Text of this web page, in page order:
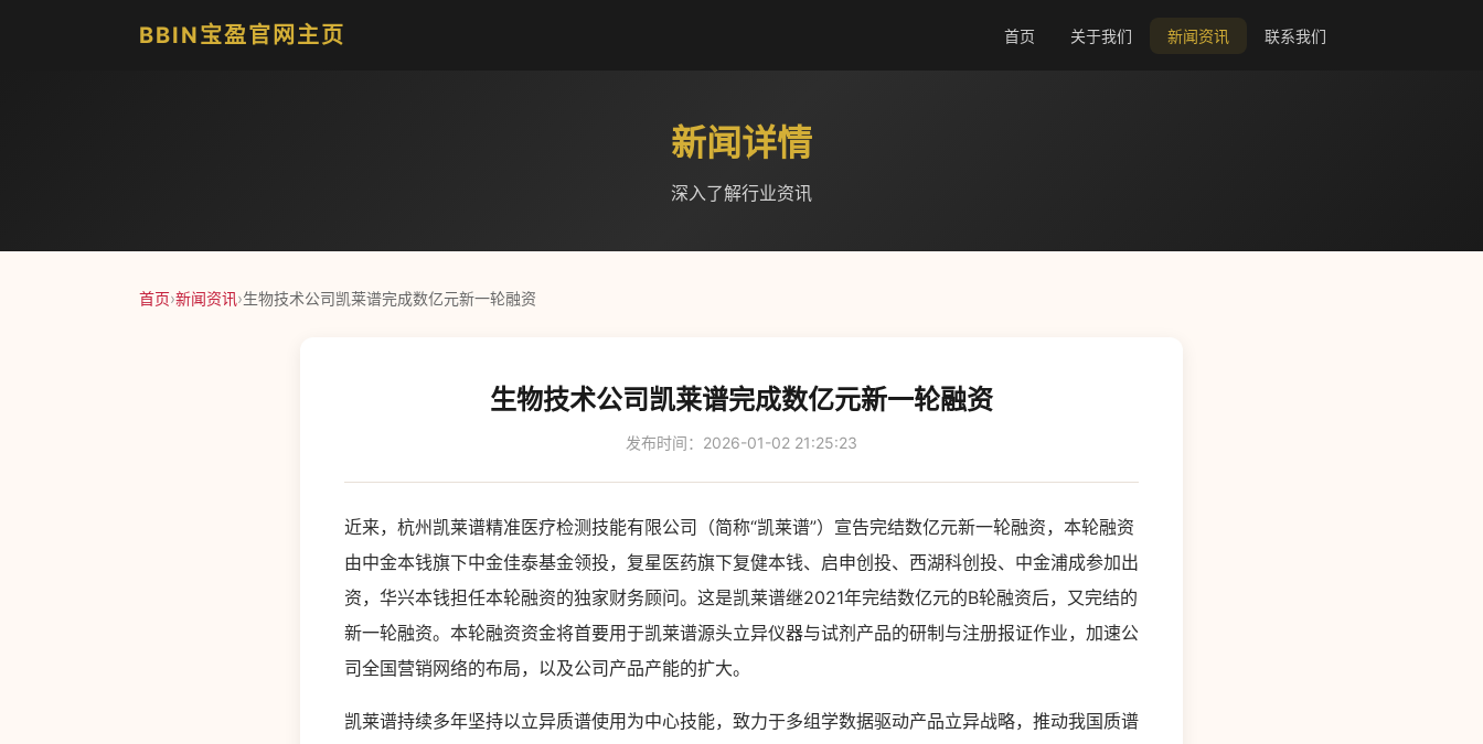
BBIN宝盈官网主页 首页 关于我们 新闻资讯 联系我们
新闻详情
深入了解行业资讯
首页›新闻资讯›生物技术公司凯莱谱完成数亿元新一轮融资
生物技术公司凯莱谱完成数亿元新一轮融资
发布时间：2026-01-02 21:25:23
近来，杭州凯莱谱精准医疗检测技能有限公司（简称“凯莱谱”）宣告完结数亿元新一轮融资，本轮融资
由中金本钱旗下中金佳泰基金领投，复星医药旗下复健本钱、启申创投、西湖科创投、中金浦成参加出
资，华兴本钱担任本轮融资的独家财务顾问。这是凯莱谱继2021年完结数亿元的B轮融资后，又完结的
新一轮融资。本轮融资资金将首要用于凯莱谱源头立异仪器与试剂产品的研制与注册报证作业，加速公
司全国营销网络的布局，以及公司产品产能的扩大。
凯莱谱持续多年坚持以立异质谱使用为中心技能，致力于多组学数据驱动产品立异战略，推动我国质谱